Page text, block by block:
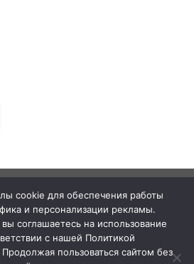
GalussoThemes.com
Работает на
WordPress
cookie для обеспечения работы
и персонализации рекламы.
соглашаетесь на использование
с нашей Политикой
пользоваться сайтом без